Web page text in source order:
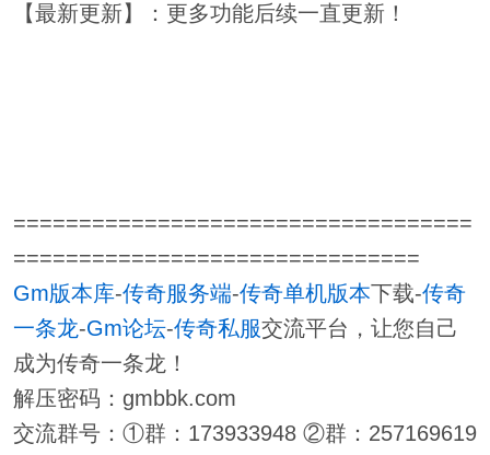
【最新更新】：更多功能后续一直更新！
===================================
===============================
Gm版本库-传奇服务端-传奇单机版本下载-传奇
一条龙-Gm论坛-传奇私服交流平台，让您自己
成为传奇一条龙！
解压密码：gmbbk.com
交流群号：①群：173933948 ②群：257169619